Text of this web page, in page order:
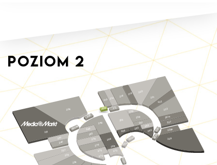
Poziom2
220
221
222
223
219
218
214
210
256
259
261
255
206
201
241
240
227a
227
212
228a
215
262
263
S232
S233
228
265
266
S231
S230
S229a
208
248
268
269
246
245
278
276
272
275
273
237
235
234 S229